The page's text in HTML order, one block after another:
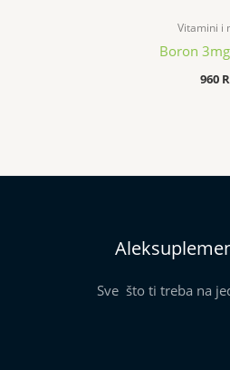
Vitamini i
Boron
960
Sve što ti treba na